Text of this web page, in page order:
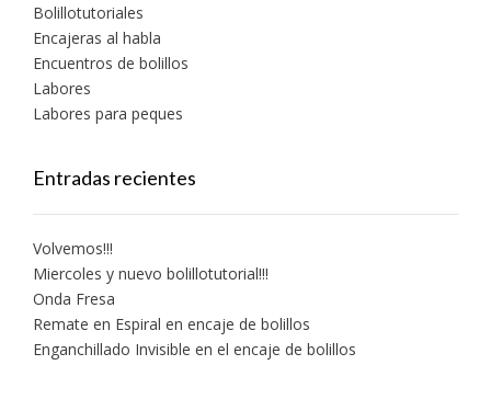
Bolillotutoriales
Encajeras al habla
Encuentros de bolillos
Labores
Labores para peques
Entradas recientes
Volvemos!!!
Miercoles y nuevo bolillotutorial!!!
Onda Fresa
Remate en Espiral en encaje de bolillos
Enganchillado Invisible en el encaje de bolillos